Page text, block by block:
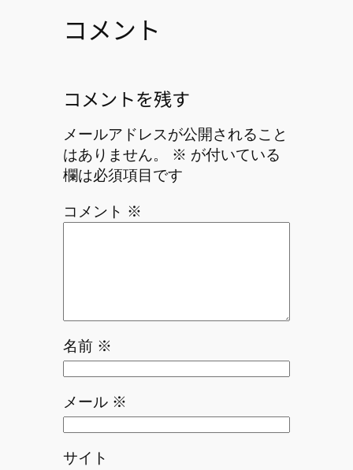
コメント
コメントを残す
メールアドレスが公開されること
はありません。
※ が付いている
欄は必須項目です
コメント ※
名前 ※
メール ※
サイト